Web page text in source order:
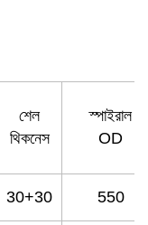
শেল
থিকনেস
স্পাইরাল
OD
30+30 550